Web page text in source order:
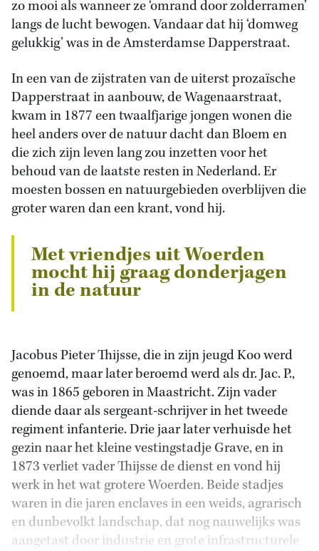
zo mooi als wanneer ze ‘omrand door zolderramen’
langs de lucht bewogen. Vandaar dat hij ‘domweg
gelukkig’ was in de Amsterdamse Dapperstraat.
In een van de zijstraten van de uiterst prozaïsche
Dapperstraat in aanbouw, de Wagenaarstraat,
kwam in 1877 een twaalfjarige jongen wonen die
heel anders over de natuur dacht dan Bloem en
die zich zijn leven lang zou inzetten voor het
behoud van de laatste resten in Nederland. Er
moesten bossen en natuurgebieden overblijven die
groter waren dan een krant, vond hij.
Met vriendjes uit Woerden
mocht hij graag donderjagen
in de natuur
Jacobus Pieter Thijsse, die in zijn jeugd Koo werd
genoemd, maar later beroemd werd als dr. Jac. P.,
was in 1865 geboren in Maastricht. Zijn vader
diende daar als sergeant-schrijver in het tweede
regiment infanterie. Drie jaar later verhuisde het
gezin naar het kleine vestingstadje Grave, en in
1873 verliet vader Thijsse de dienst en vond hij
werk in het wat grotere Woerden. Beide stadjes
waren in die jaren enclaves in een weids, agrarisch
en dunbevolkt landschap, dat nog nauwelijks was
aangetast door industrie en grote infrastructurele